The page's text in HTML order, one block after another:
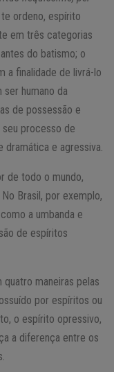
ordeno, espírito
em três categorias
do batismo; o
a finalidade de livrá-lo
humano da
de possessão e
processo de
dramática e agressiva.
de todo o mundo,
Brasil, por exemplo,
a umbanda e
de espíritos
quatro maneiras pelas
por espíritos ou
o espírito opressivo,
a diferença entre os